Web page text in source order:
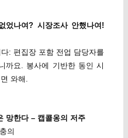
었나여? 시장조사 안했나여!
: 편집장 포함 전업 담당자를
까요. 봉사에 기반한 동인 시
와해.
망한다 – 캡콜옹의 저주
의